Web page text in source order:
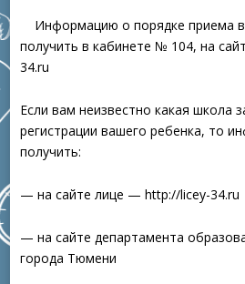
Информацию о порядке приема
получить в кабинете № 104, на
34.ru
Если вам неизвестно какая школа
регистрации вашего ребенка, то
получить:
— на сайте лице — http://licey-34.ru
— на сайте департамента
города Тюмени